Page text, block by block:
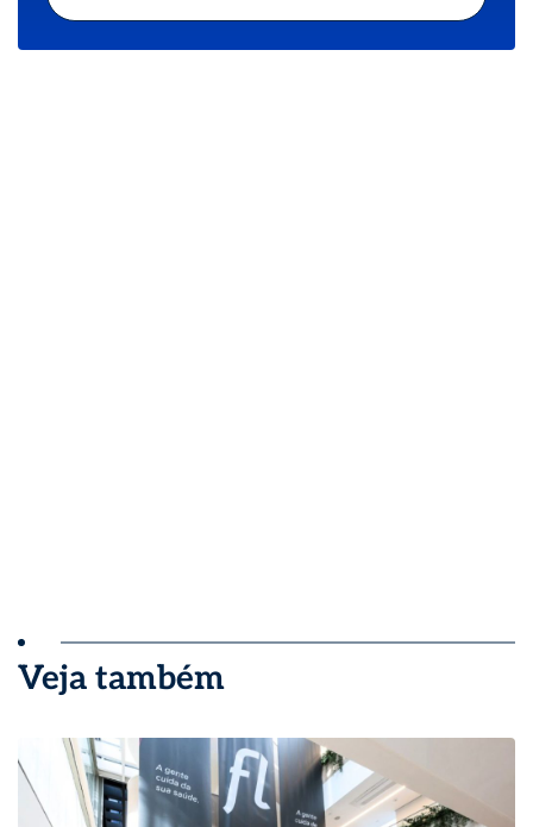
Veja também